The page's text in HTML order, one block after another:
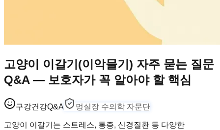
고양이 이갈기(이악물기) 자주 묻는 질문
Q&A — 보호자가 꼭 알아야 할 핵심
구강건강Q&A 멍실장 수의학 자문단
고양이 이갈기는 스트레스, 통증, 신경질환 등 다양한